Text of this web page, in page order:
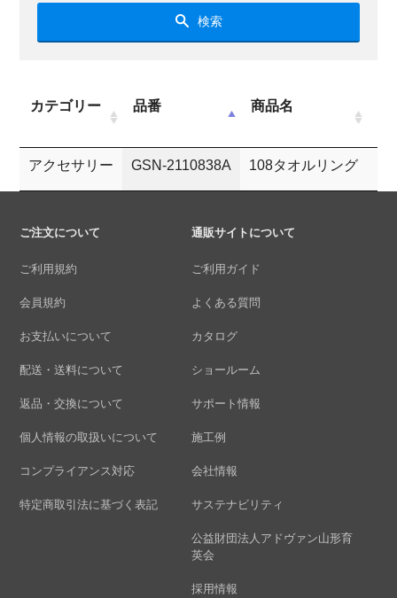
検索
カテゴリー 品番 商品名
アクセサリー GSN-2110838A 108タオルリング
ご注文について
ご利用規約
会員規約
お支払いについて
配送・送料について
返品・交換について
個人情報の取扱いについて
コンプライアンス対応
特定商取引法に基づく表記
通販サイトについて
ご利用ガイド
よくある質問
カタログ
ショールーム
サポート情報
施工例
会社情報
サステナビリティ
公益財団法人アドヴァン山形育
英会
採用情報